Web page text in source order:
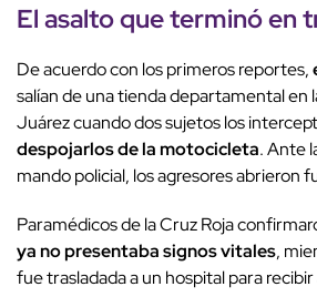
El asalto que terminó en
De acuerdo con los primeros reportes,
salían de una tienda departamental en
Juárez cuando dos sujetos los
despojarlos de la motocicleta. Ante
mando policial, los agresores abrieron
Paramédicos de la Cruz Roja
ya no presentaba signos vitales,
fue trasladada a un hospital para